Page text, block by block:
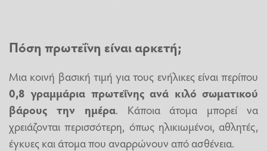
Πόση πρωτεΐνη είναι αρκετή;
Μια κοινή βασική τιμή για τους ενήλικες είναι περίπου
0,8 γραμμάρια πρωτεΐνης ανά κιλό σωματικού
βάρους την ημέρα. Κάποια άτομα μπορεί να
χρειάζονται περισσότερη, όπως ηλικιωμένοι, αθλητές,
έγκυες και άτομα που αναρρώνουν από ασθένεια.